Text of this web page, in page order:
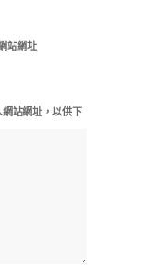
站網址
站網址，以供下